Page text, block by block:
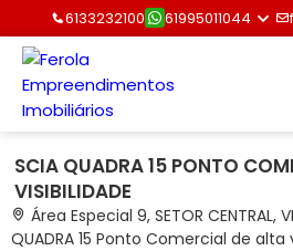
6133232100 61995011044
SCIA QUADRA 15 PONTO
VISIBILIDADE
Área Especial 9, SETOR CENTRAL,
QUADRA 15 Ponto Comercial de alta